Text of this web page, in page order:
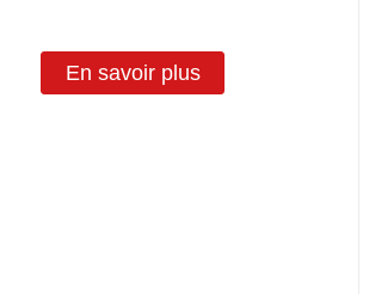
En savoir plus